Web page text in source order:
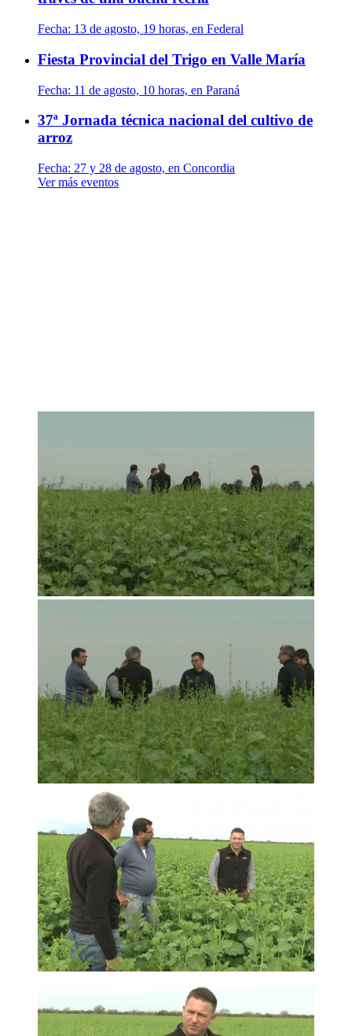
Fecha: 13 de agosto, 19 horas, en Federal
Fiesta Provincial del Trigo en Valle María
Fecha: 11 de agosto, 10 horas, en Paraná
37ª Jornada técnica nacional del cultivo de
arroz
Fecha: 27 y 28 de agosto, en Concordia
Ver más eventos